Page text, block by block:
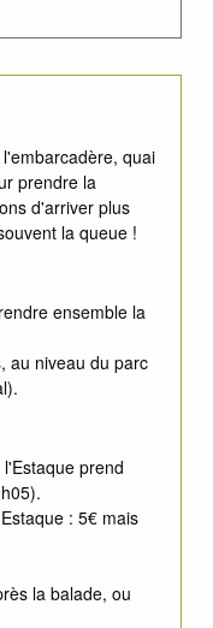
quai
prendre la
d'arriver plus
la queue !
ensemble la
au niveau du parc
prend
: 5€ mais
la balade, ou